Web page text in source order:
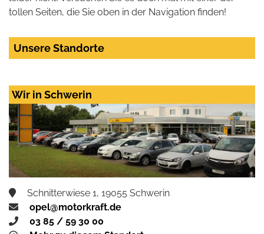
tollen Seiten, die Sie oben in der Navigation finden!
Unsere Standorte
Wir in Schwerin
Schnitterwiese 1, 19055 Schwerin
opel@motorkraft.de
03 85 / 59 30 00